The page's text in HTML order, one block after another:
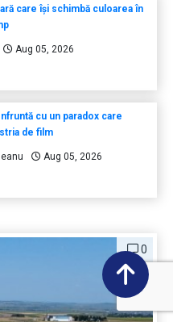
care își schimbă culoarea în
Aug 05, 2026
cu un paradox care
de film
Aug 05, 2026
0